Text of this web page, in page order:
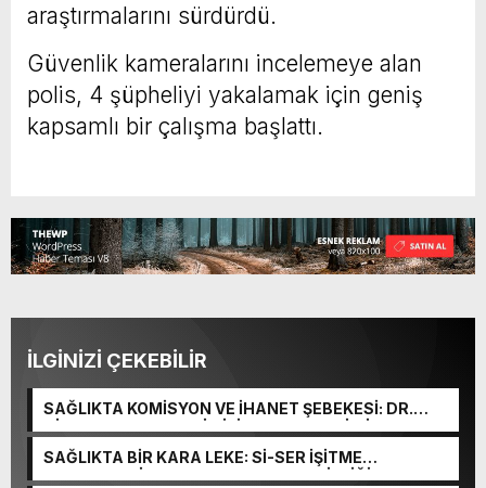
araştırmalarını sürdürdü.
Güvenlik kameralarını incelemeye alan
polis, 4 şüpheliyi yakalamak için geniş
kapsamlı bir çalışma başlattı.
İLGİNİZİ ÇEKEBİLİR
SAĞLIKTA KOMİSYON VE İHANET ŞEBEKESİ: DR.
NİHAT URUÇ VE SEMİH İŞİTME MERKEZİ’NİN SGK
VURGUNU!
SAĞLIKTA BİR KARA LEKE: Sİ-SER İŞİTME
MERKEZLERİ VE MODERN UMUT TACİRLİĞİ